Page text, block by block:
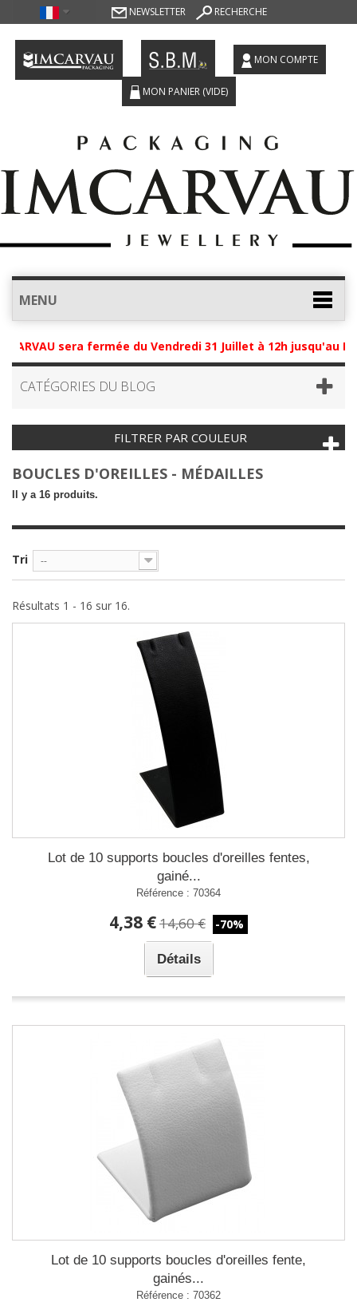
NEWSLETTER RECHERCHE
MON COMPTE
MON PANIER (VIDE)
MENU
sera fermée du Vendredi 31 Juillet à 12h jusqu'au Lundi
CATÉGORIES DU BLOG
FILTRER PAR COULEUR
BOUCLES D'OREILLES - MÉDAILLES
Il y a 16 produits.
Tri --
Résultats 1 - 16 sur 16.
Lot de 10 supports boucles d'oreilles fentes,
gainé...
Référence : 70364
4,38 €14,60 € -70%
Détails
Lot de 10 supports boucles d'oreilles fente,
gainés...
Référence : 70362